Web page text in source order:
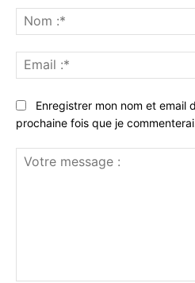
Enregistrer mon nom et email
prochaine fois que je